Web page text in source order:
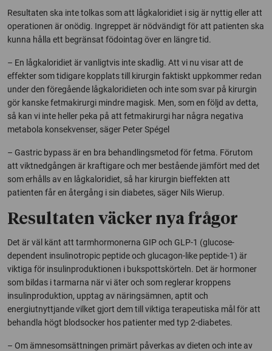
Resultaten ska inte tolkas som att lågkaloridiet i sig är nyttig eller att
operationen är onödig. Ingreppet är nödvändigt för att patienten ska
kunna hålla ett begränsat födointag över en längre tid.
– En lågkaloridiet är vanligtvis inte skadlig. Att vi nu visar att de
effekter som tidigare kopplats till kirurgin faktiskt uppkommer redan
under den föregående lågkaloridieten och inte som svar på kirurgin
gör kanske fetmakirurgi mindre magisk. Men, som en följd av detta,
så kan vi inte heller peka på att fetmakirurgi har några negativa
metabola konsekvenser, säger Peter Spégel
– Gastric bypassär en bra behandlingsmetod för fetma. Förutom
att viktnedgången är kraftigare och mer bestående jämfört med det
som erhålls av en lågkaloridiet, så har kirurgin bieffekten att
patienten får en återgång i sin diabetes, säger Nils Wierup.
Resultaten väcker nya frågor
Det är väl känt att tarmhormonerna GIP och GLP-1 (glucose-
dependent insulinotropic peptide och glucagon-like peptide-1) är
viktiga för insulinproduktionen i bukspottskörteln. Det är hormoner
som bildas i tarmarna när vi äter och som reglerar kroppens
insulinproduktion, upptag av näringsämnen, aptit och
energiutnyttjande vilket gjort dem till viktiga terapeutiska mål för att
behandla högt blodsocker hos patienter med typ 2-diabetes.
– Om ämnesomsättningen primärt påverkas av dieten och inte av